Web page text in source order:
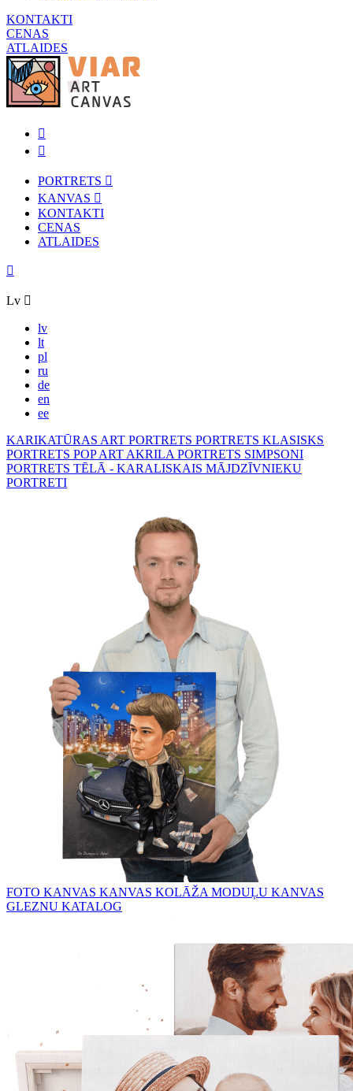
KONTAKTI
CENAS
ATLAIDES
PORTRETS
KANVAS
KONTAKTI
CENAS
ATLAIDES
Lv
lv
lt
pl
ru
de
en
ee
KARIKATŪRAS ART PORTRETS PORTRETS KLASISKS
PORTRETS POP ART AKRILA PORTRETS SIMPSONI
PORTRETS TĒLĀ - KARALISKAIS MĀJDZĪVNIEKU
PORTRETI
FOTO KANVAS KANVAS KOLĀŽA MODUĻU KANVAS
GLEZNU KATALOG